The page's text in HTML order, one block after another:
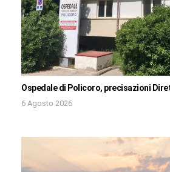
Ospedale di Policoro, precisazioni
6 Agosto 2026